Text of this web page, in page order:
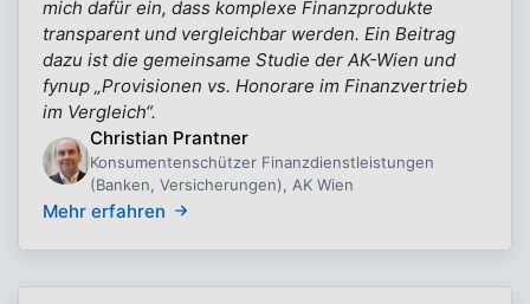
mich dafür ein, dass komplexe Finanzprodukte
transparent und vergleichbar werden. Ein Beitrag
dazu ist die gemeinsame Studie der AK-Wien und
fynup „Provisionen vs. Honorare im Finanzvertrieb
im Vergleich“.
Christian Prantner
Konsumentenschützer Finanzdienstleistungen
(Banken, Versicherungen), AK Wien
Mehr erfahren